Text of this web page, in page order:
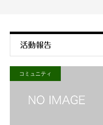
活動報告
コミュニティ